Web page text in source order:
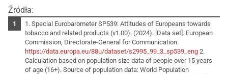
Źródła:
1. Special Eurobarometer SP539: Attitudes of Europeans towards
tobacco and related products (v1.00). (2024). [Data set]. European
Commission, Directorate-General for Communication.
https://data.europa.eu/88u/dataset/s2995_99_3_sp539_eng 2.
Calculation based on population size data of people over 15 years
of age (16+). Source of population data: World Population